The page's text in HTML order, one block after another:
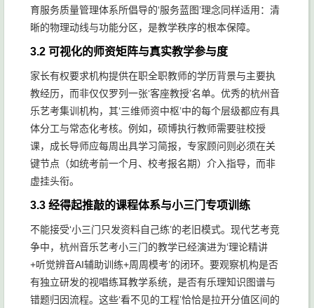
育服务质量管理体系所倡导的‘服务蓝图’理念同样适用：清
晰的物理动线与功能分区，是教学秩序的根本保障。
3.2 可视化的师资矩阵与真实教学参与度
家长有权要求机构提供在职全职教师的学历背景与主要执
教经历，而非仅仅罗列一张‘客座教授’名单。优秀的杭州音
乐艺考集训机构，其‘三维师资中枢’中的每个层级都应有具
体分工与常态化考核。例如，硕博执行教师需要驻校授
课，成长导师应每周出具学习简报，专家顾问则必须在关
键节点（如统考前一个月、校考报名期）介入指导，而非
虚挂头衔。
3.3 经得起推敲的课程体系与小三门专项训练
不能接受‘小三门只发资料自己练’的老旧模式。现代艺考竞
争中，杭州音乐艺考小三门的教学已经演进为‘理论精讲
+听觉辨音AI辅助训练+周周模考’的闭环。要观察机构是否
有独立研发的视唱练耳教学系统，是否有乐理知识图谱与
错题归因流程。这些‘看不见的工程’恰恰是拉开分值区间的